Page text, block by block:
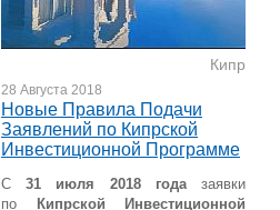
Кипр
28 Августа 2018
Новые Правила Подачи
Заявлений по Кипрской
Инвестиционной Программе
С31 июля 2018 годазаявки
по
Кипрской Инвестиционной